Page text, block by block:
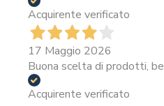
Acquirente verificato
17 Maggio 2026
Buona scelta di prodotti,
Acquirente verificato